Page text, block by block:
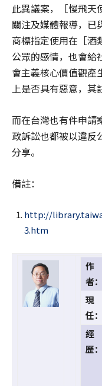
此異議案，［慢飛天
關注及媒體報導，已
商標指定使用在［酒
公眾的感情，也會給
會主義核心價值觀產
上是否具有惡意，其
而在台灣也有件申請
政訴訟也都被以違反
分享。
備註：
http://
3.htm
作
者：
現
任：
經
歷：